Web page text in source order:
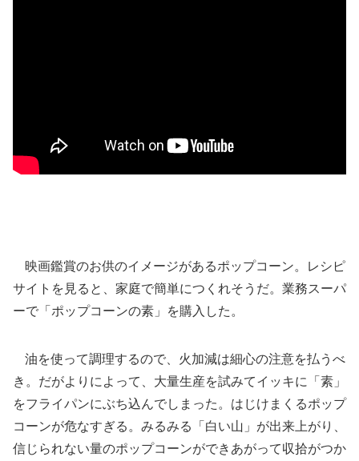
映画鑑賞のお供のイメージがあるポップコーン。レシピ
サイトを見ると、家庭で簡単につくれそうだ。業務スーパ
ーで「ポップコーンの素」を購入した。
油を使って調理するので、火加減は細心の注意を払うべ
き。だがよりによって、大量生産を試みてイッキに「素」
をフライパンにぶち込んでしまった。はじけまくるポップ
コーンが危なすぎる。みるみる「白い山」が出来上がり、
信じられない量のポップコーンができあがって収拾がつか